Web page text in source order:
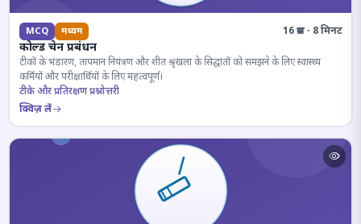
MCQ मध्यम 16 प्रश्न · 8 मिनट
कोल्ड चेन प्रबंधन
टीकों के भंडारण, तापमान नियंत्रण और शीत श्रृंखला के सिद्धांतों को समझने के लिए स्वास्थ्य
कर्मियों और परीक्षार्थियों के लिए महत्वपूर्ण।
टीके और प्रतिरक्षण प्रश्नोत्तरी
क्विज़ लें